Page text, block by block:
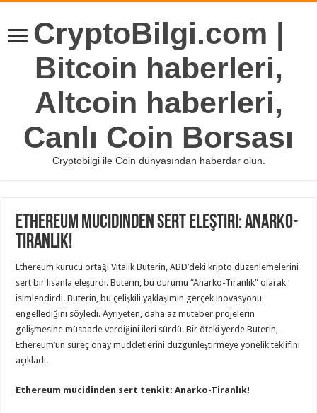
CryptoBilgi.com |
Bitcoin haberleri,
Altcoin haberleri,
Canlı Coin Borsası
Cryptobilgi ile Coin dünyasından haberdar olun.
Ethereum Mucidinden Sert Eleştiri: Anarko-
Tiranlık!
Ethereum kurucu ortağı Vitalik Buterin, ABD’deki kripto düzenlemelerini
sert bir lisanla eleştirdi. Buterin, bu durumu “Anarko-Tiranlık” olarak
isimlendirdi. Buterin, bu çelişkili yaklaşımın gerçek inovasyonu
engellediğini söyledi. Ayrıyeten, daha az muteber projelerin
gelişmesine müsaade verdiğini ileri sürdü. Bir öteki yerde Buterin,
Ethereum’un süreç onay müddetlerini düzgünleştirmeye yönelik teklifini
açıkladı.
Ethereum mucidinden sert tenkit: Anarko-Tiranlık!